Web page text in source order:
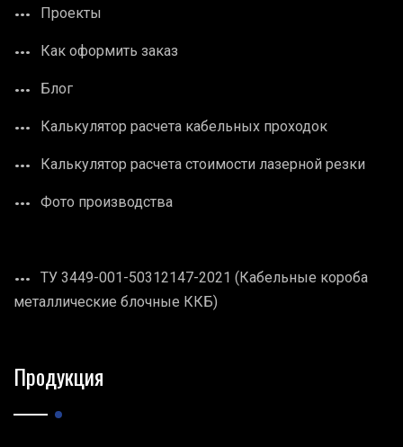
Проекты
Как оформить заказ
Блог
Калькулятор расчета кабельных проходок
Калькулятор расчета стоимости лазерной резки
Фото производства
ТУ 3449-001-50312147-2021 (Кабельные короба
металлические блочные ККБ)
Продукция